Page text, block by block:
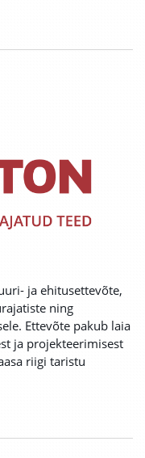
ja ehitusettevõte,
ning
Ettevõte pakub laia
ja projekteerimisest
riigi taristu